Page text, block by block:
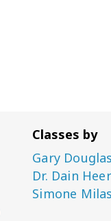
Classes by
Gary
Dr. Dain
Simone